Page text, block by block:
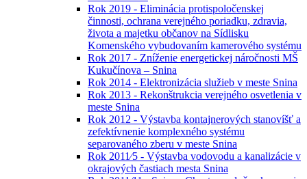
Rok 2019 - Eliminácia protispoločenskej
činnosti, ochrana verejného poriadku, zdravia,
života a majetku občanov na Sídlisku
Komenského vybudovaním kamerového systému
Rok 2017 - Zníženie energetickej náročnosti MŠ
Kukučínova – Snina
Rok 2014 - Elektronizácia služieb v meste Snina
Rok 2013 - Rekonštrukcia verejného osvetlenia v
meste Snina
Rok 2012 - Výstavba kontajnerových stanovíšť a
zefektívnenie komplexného systému
separovaného zberu v meste Snina
Rok 2011⁄5 - Výstavba vodovodu a kanalizácie v
okrajových častiach mesta Snina